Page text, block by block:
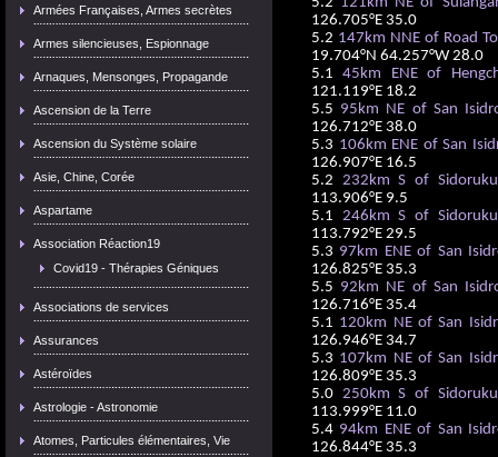
Armées Françaises, Armes secrètes
Armes silencieuses, Espionnage
Arnaques, Mensonges, Propagande
Ascension de la Terre
Ascension du Système solaire
Asie, Chine, Corée
Aspartame
Association Réaction19
Covid19 - Thérapies Géniques
Associations de services
Assurances
Astéroïdes
Astrologie - Astronomie
Atomes, Particules élémentaires, Vie
126.705°E 35.0
5.2 147km NNE of Road
19.704°N 64.257°W 28.0
5.145km ENE of
121.119°E 18.2
5.5 95km NE of San
126.712°E 38.0
5.3 106km ENE of San
126.907°E 16.5
5.2 232km S of
113.906°E 9.5
5.1 246km S of
113.792°E 29.5
5.3 97km ENE of San
126.825°E 35.3
5.5 92km NE of San
126.716°E 35.4
5.1 120km NE of San
126.946°E 34.7
5.3 107km NE of San
126.809°E 35.3
5.0 250km S of
113.999°E 11.0
5.4 94km ENE of San
126.844°E 35.3